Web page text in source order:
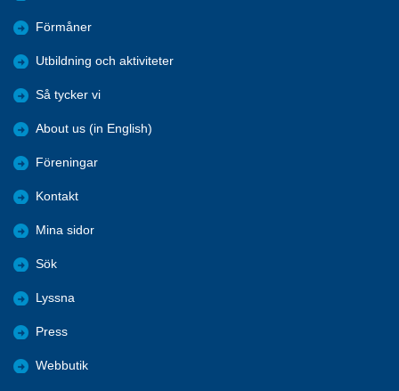
Förmåner
Utbildning och aktiviteter
Så tycker vi
About us (in English)
Föreningar
Kontakt
Mina sidor
Sök
Lyssna
Press
Webbutik